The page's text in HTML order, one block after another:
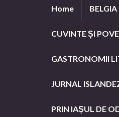
Home
CUVINTE ȘI
GASTRONOMII
JURNAL
PRIN IAȘUL DE